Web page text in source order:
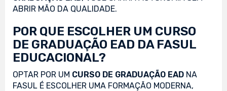
ABRIR MÃO DA QUALIDADE.
POR QUE ESCOLHER UM CURSO
DE GRADUAÇÃO EAD DA FASUL
EDUCACIONAL?
OPTAR POR UM CURSO DE GRADUAÇÃO EAD NA
FASUL É ESCOLHER UMA FORMAÇÃO MODERNA,